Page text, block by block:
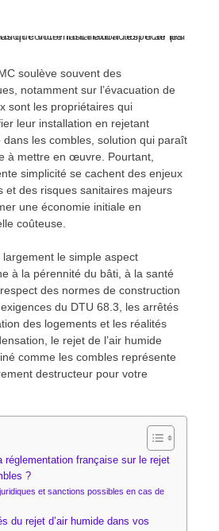
soulève souvent des
notamment sur l’évacuation de
sont les propriétaires qui
leur installation en rejetant
dans les combles, solution qui paraît
à mettre en œuvre. Pourtant,
simplicité se cachent des enjeux
et des risques sanitaires majeurs
une économie initiale en
coûteuse.
le simple aspect
à la pérennité du bâti, à la santé
des normes de construction
du DTU 68.3, les arrêtés
des logements et les réalités
le rejet de l’air humide
comme les combles représente
destructeur pour votre
réglementation française sur le rejet
?
et sanctions possibles en cas de
du rejet d’air humide dans vos